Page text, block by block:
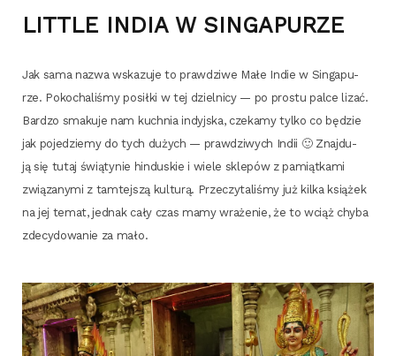
LITTLE INDIA W SINGAPURZE
Jak sama nazwa wska­zu­je to praw­dzi­we Małe Indie w Sin­ga­pu­
rze. Poko­cha­li­śmy posił­ki w tej dziel­ni­cy — po pro­stu pal­ce lizać.
Bar­dzo sma­ku­je nam kuch­nia indyj­ska, cze­ka­my tyl­ko co będzie
jak poje­dzie­my do tych dużych — praw­dzi­wych Indii 🙂 Znaj­du­
ją się tutaj świą­ty­nie hin­du­skie i wie­le skle­pów z pamiąt­ka­mi
zwią­za­ny­mi z tam­tej­szą kul­tu­rą. Prze­czy­ta­li­śmy już kil­ka ksią­żek
na jej temat, jed­nak cały czas mamy wra­że­nie, że to wciąż chy­ba
zde­cy­do­wa­nie za mało.